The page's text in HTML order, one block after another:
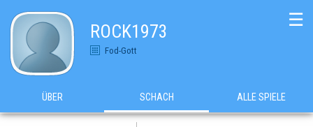
ROCK1973
Fod-Gott
☰
ÜBER SCHACH ALLE SPIELE